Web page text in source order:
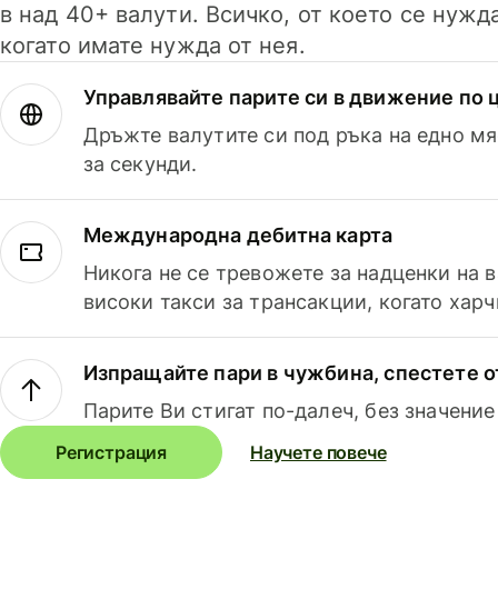
в над 40+ валути. Всичко, от което се
когато имате нужда от нея.
Управлявайте парите си в движение по
Дръжте валутите си под ръка на едно
за секунди.
Международна дебитна карта
Никога не се тревожете за надценки на
високи такси за трансакции, когато
Изпращайте пари в чужбина, спестете
Парите Ви стигат по-далеч, без
Регистрация Научете повече